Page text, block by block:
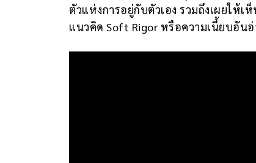
ตัวแห่งการอยู่กับตัวเอง รวมถึงเผยให้
แนวคิด Soft Rigor หรือความเนี้ยบอัน